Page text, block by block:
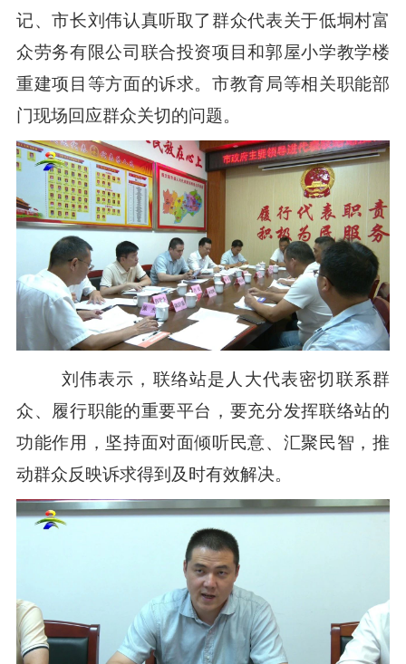
记、市长刘伟认真听取了群众代表关于低垌村富
众劳务有限公司联合投资项目和郭屋小学教学楼
重建项目等方面的诉求。市教育局等相关职能部
门现场回应群众关切的问题。
刘伟表示，联络站是人大代表密切联系群
众、履行职能的重要平台，要充分发挥联络站的
功能作用，坚持面对面倾听民意、汇聚民智，推
动群众反映诉求得到及时有效解决。